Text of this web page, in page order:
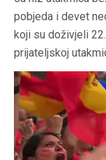
pobjeda i devet
koji su doživjeli
prijateljskoj